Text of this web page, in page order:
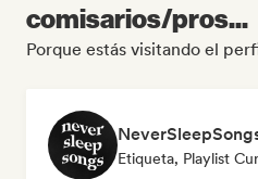
comisarios/pros...
Porque estás visitando el
Etiqueta, Playlist